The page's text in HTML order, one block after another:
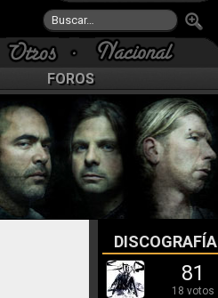
FOROS
DISCOGRAFÍA
81
18 votos